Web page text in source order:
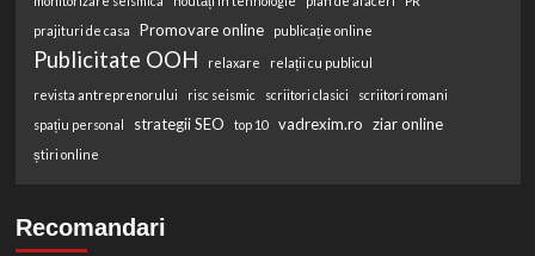
prajituri de casa
Promovare online publicație online
Publicitate OOH relaxare relații cu publicul
revista antreprenorului risc seismic scriitori clasici
scriitori romani
spațiu personal
strategii SEO top 10 vadrexim.ro ziar online
știri online
Recomandari